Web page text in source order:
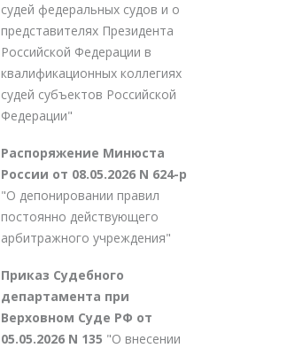
судей федеральных судов и о
представителях Президента
Российской Федерации в
квалификационных коллегиях
судей субъектов Российской
Федерации"
Распоряжение Минюста
России от 08.05.2026 N 624-р
"О депонировании правил
постоянно действующего
арбитражного учреждения"
Приказ Судебного
департамента при
Верховном Суде РФ от
05.05.2026 N 135 "О внесении